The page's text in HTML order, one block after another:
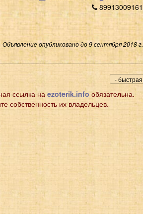
89913009161
Объявление опубликовано до 9 сентября 2018 г.
ссылка на ezoterik.info обязательна.
собственность их владельцев.